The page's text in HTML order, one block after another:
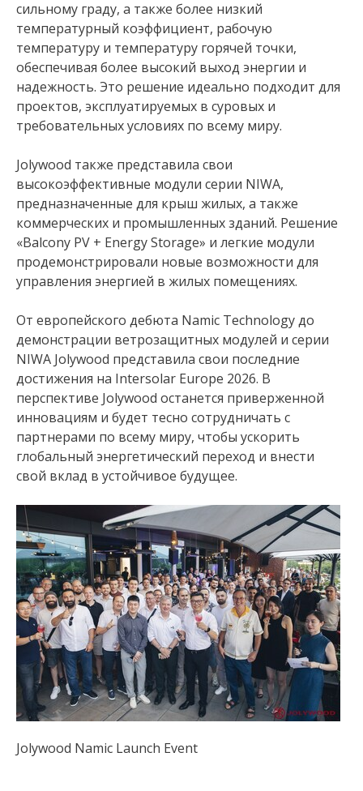
сильному граду, а также более низкий
температурный коэффициент, рабочую
температуру и температуру горячей точки,
обеспечивая более высокий выход энергии и
надежность. Это решение идеально подходит для
проектов, эксплуатируемых в суровых и
требовательных условиях по всему миру.
Jolywood также представила свои
высокоэффективные модули серии NIWA,
предназначенные для крыш жилых, а также
коммерческих и промышленных зданий. Решение
«Balcony PV + Energy Storage» и легкие модули
продемонстрировали новые возможности для
управления энергией в жилых помещениях.
От европейского дебюта Namic Technology до
демонстрации ветрозащитных модулей и серии
NIWA Jolywood представила свои последние
достижения на Intersolar Europe 2026. В
перспективе Jolywood останется приверженной
инновациям и будет тесно сотрудничать с
партнерами по всему миру, чтобы ускорить
глобальный энергетический переход и внести
свой вклад в устойчивое будущее.
Jolywood Namic Launch Event